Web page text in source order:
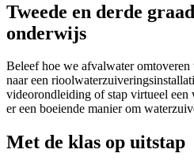
Tweede en derde
onderwijs
Beleef hoe we afvalwater
naar een
videorondleiding of stap virtueel
er een boeiende manier om
Met de klas op uitstap